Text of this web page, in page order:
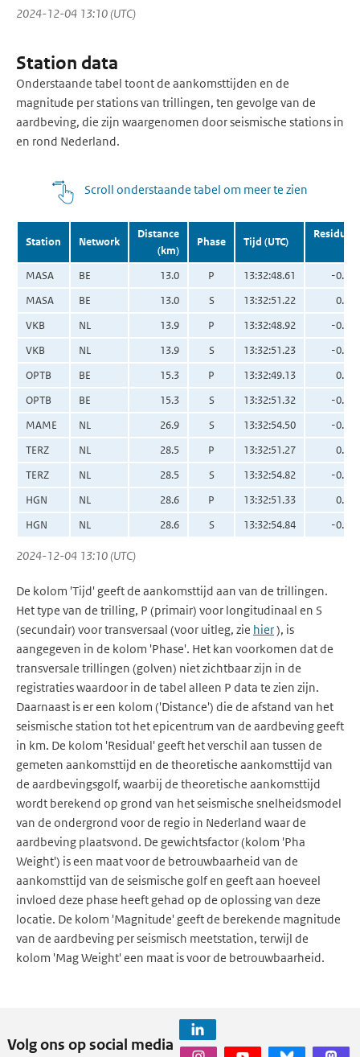
2024-12-04 13:10 (UTC)
Station data
Onderstaande tabel toont de aankomsttijden en de
magnitude per stations van trillingen, ten gevolge van de
aardbeving, die zijn waargenomen door seismische stations in
en rond Nederland.
Scroll onderstaande tabel om meer te zien
Station Network
Distance
(km)
Phase Tijd (UTC)
Residual
MASA
BE 13.0 P 13:32:48.61
-0.25
MASA
BE 13.0 S 13:32:51.22
0.14
VKB
NL 13.9 P 13:32:48.92
-0.06
VKB
NL 13.9 S 13:32:51.23
-0.05
OPTB
BE 15.3 P 13:32:49.13
0.08
OPTB
BE 15.3 S 13:32:51.32
-0.08
MAME
NL 26.9 S 13:32:54.50
-0.03
TERZ
NL 28.5 P 13:32:51.27
0.21
TERZ
NL 28.5 S 13:32:54.82
-0.06
HGN
NL 28.6 P 13:32:51.33
0.22
HGN
NL 28.6 S 13:32:54.84 -0.13
2024-12-04 13:10 (UTC)
De kolom 'Tijd' geeft de aankomsttijd aan van de trillingen.
Het type van de trilling, P (primair) voor longitudinaal en S
(secundair) voor transversaal (voor uitleg, zie hier), is
aangegeven in de kolom 'Phase'. Het kan voorkomen dat de
transversale trillingen (golven) niet zichtbaar zijn in de
registraties waardoor in de tabel alleen P data te zien zijn.
Daarnaast is er een kolom ('Distance') die de afstand van het
seismische station tot het epicentrum van de aardbeving geeft
in km. De kolom 'Residual' geeft het verschil aan tussen de
gemeten aankomsttijd en de theoretische aankomsttijd van
de aardbevingsgolf, waarbij de theoretische aankomsttijd
wordt berekend op grond van het seismische snelheidsmodel
van de ondergrond voor de regio in Nederland waar de
aardbeving plaatsvond. De gewichtsfactor (kolom 'Pha
Weight') is een maat voor de betrouwbaarheid van de
aankomsttijd van de seismische golf en geeft aan hoeveel
invloed deze phase heeft gehad op de oplossing van deze
locatie. De kolom 'Magnitude' geeft de berekende magnitude
van de aardbeving per seismisch meetstation, terwijl de
kolom 'Mag Weight' een maat is voor de betrouwbaarheid.
Volg ons op social media